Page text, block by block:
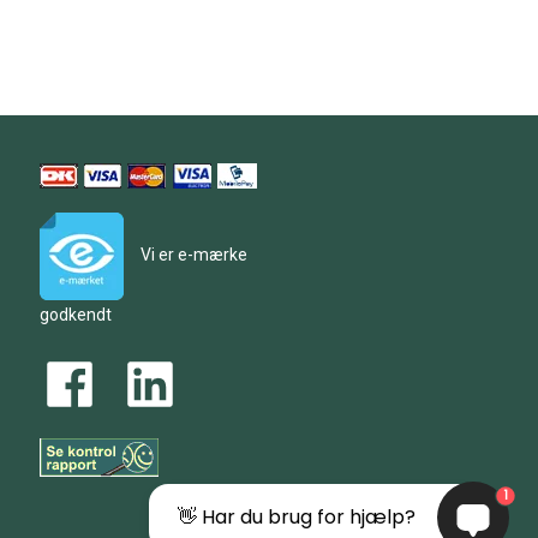
Vi er e-mærke
godkendt
👋 Har du brug for hjælp?
1